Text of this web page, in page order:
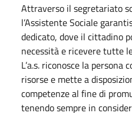
Attraverso il segretariato
l’Assistente Sociale
dedicato, dove il cittadino
necessità e ricevere tutte
L’a.s. riconosce la
risorse e mette a
competenze al fine di
tenendo sempre in